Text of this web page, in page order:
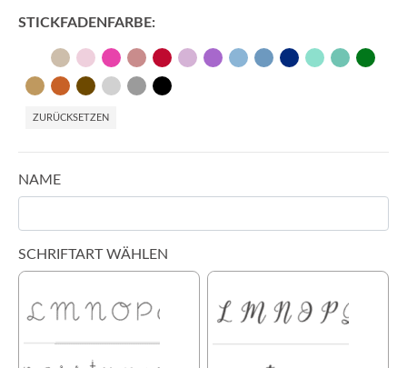
STICKFADENFARBE
ZURÜCKSETZEN
NAME
SCHRIFTART WÄHLEN